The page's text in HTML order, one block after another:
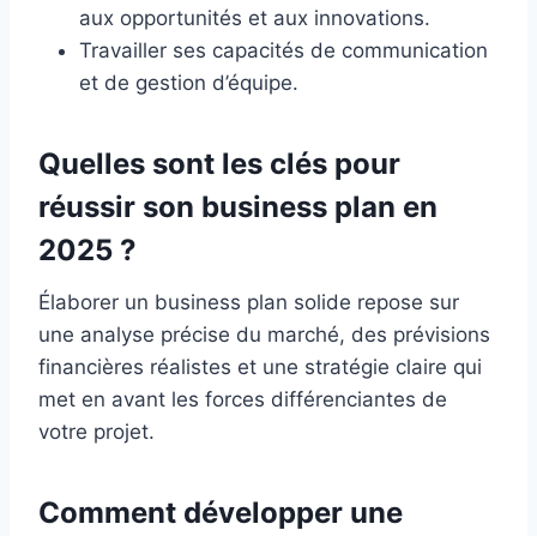
aux opportunités et aux innovations.
Travailler ses capacités de communication
et de gestion d’équipe.
Quelles sont les clés pour
réussir son business plan en
2025 ?
Élaborer un business plan solide repose sur
une analyse précise du marché, des prévisions
financières réalistes et une stratégie claire qui
met en avant les forces différenciantes de
votre projet.
Comment développer une